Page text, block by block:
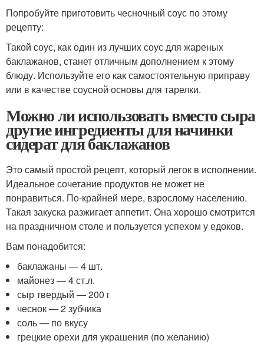
Попробуйте приготовить чесночный соус по этому
рецепту:
Такой соус, как один из лучших соус для жареных
баклажанов, станет отличным дополнением к этому
блюду. Используйте его как самостоятельную приправу
или в качестве соусной основы для тарелки.
Можно ли использовать вместо сыра
другие ингредиенты для начинки
сидерат для баклажанов
Это самый простой рецепт, который легок в исполнении.
Идеальное сочетание продуктов не может не
понравиться. По-крайней мере, взрослому населению.
Такая закуска разжигает аппетит. Она хорошо смотрится
на праздничном столе и пользуется успехом у едоков.
Вам понадобится:
баклажаны — 4 шт.
майонез — 4 ст.л.
сыр твердый — 200 г
чеснок — 2 зубчика
соль — по вкусу
грецкие орехи для украшения (по желанию)